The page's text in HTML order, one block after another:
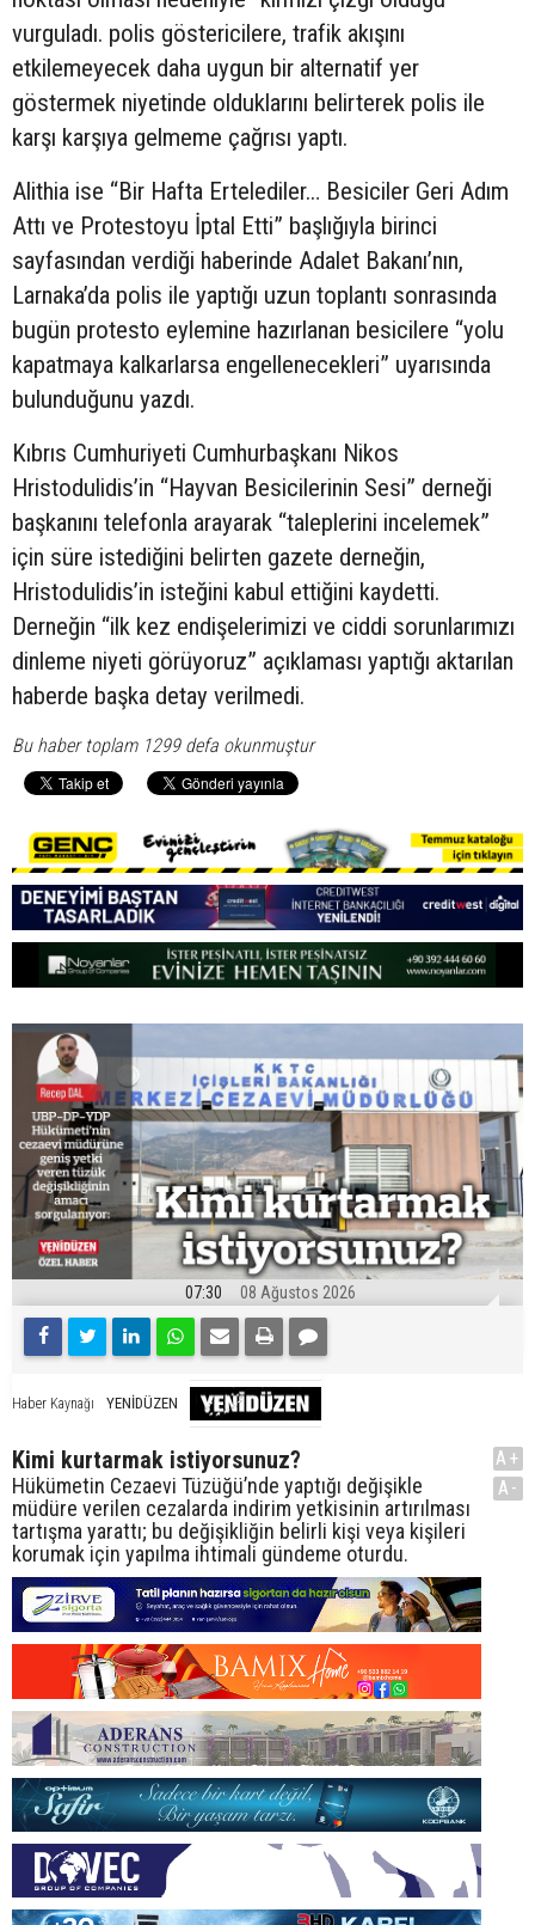
vurguladı. polis göstericilere, trafik akışını
etkilemeyecek daha uygun bir alternatif yer
göstermek niyetinde olduklarını belirterek polis ile
karşı karşıya gelmeme çağrısı yaptı.
Alithia ise “Bir Hafta Ertelediler… Besiciler Geri Adım
Attı ve Protestoyu İptal Etti” başlığıyla birinci
sayfasından verdiği haberinde Adalet Bakanı’nın,
Larnaka’da polis ile yaptığı uzun toplantı sonrasında
bugün protesto eylemine hazırlanan besicilere “yolu
kapatmaya kalkarlarsa engellenecekleri” uyarısında
bulunduğunu yazdı.
Kıbrıs Cumhuriyeti Cumhurbaşkanı Nikos
Hristodulidis’in “Hayvan Besicilerinin Sesi” derneği
başkanını telefonla arayarak “taleplerini incelemek”
için süre istediğini belirten gazete derneğin,
Hristodulidis’in isteğini kabul ettiğini kaydetti.
Derneğin “ilk kez endişelerimizi ve ciddi sorunlarımızı
dinleme niyeti görüyoruz” açıklaması yaptığı aktarılan
haberde başka detay verilmedi.
Bu haber toplam 1299 defa okunmuştur
07:30 08 Ağustos 2026
Haber Kaynağı YENİDÜZEN
Kimi kurtarmak istiyorsunuz?
Hükümetin Cezaevi Tüzüğü’nde yaptığı değişikle
müdüre verilen cezalarda indirim yetkisinin artırılması
tartışma yarattı; bu değişikliğin belirli kişi veya kişileri
korumak için yapılma ihtimali gündeme oturdu.
A+
A-